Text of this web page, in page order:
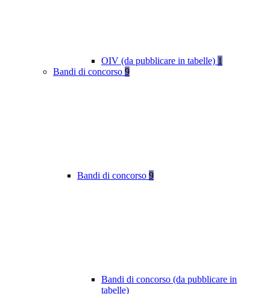
OIV (da pubblicare in tabelle) 1
Bandi di concorso 9
Bandi di concorso 9
Bandi di concorso (da pubblicare in
tabelle)